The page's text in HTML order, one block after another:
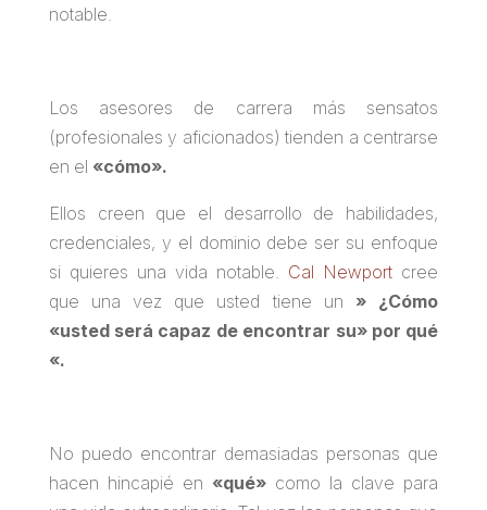
notable.
Los asesores de carrera más sensatos
(profesionales y aficionados) tienden a centrarse
en el «cómo».
Ellos creen que el desarrollo de habilidades,
credenciales, y el dominio debe ser su enfoque
si quieres una vida notable. Cal Newport cree
que una vez que usted tiene un » ¿Cómo
«usted será capaz de encontrar su» por qué
«.
No puedo encontrar demasiadas personas que
hacen hincapié en «qué»como la clave para